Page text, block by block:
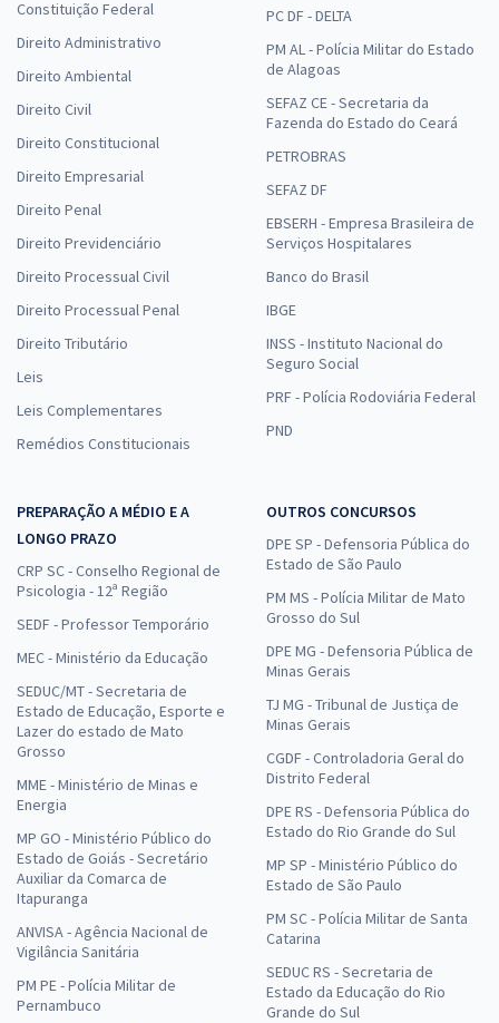
Constituição Federal
Direito Administrativo
Direito Ambiental
Direito Civil
Direito Constitucional
Direito Empresarial
Direito Penal
Direito Previdenciário
Direito Processual Civil
Direito Processual Penal
Direito Tributário
Leis
Leis Complementares
Remédios Constitucionais
PC DF - DELTA
PM AL - Polícia Militar do Estado
de Alagoas
SEFAZ CE - Secretaria da
Fazenda do Estado do Ceará
PETROBRAS
SEFAZ DF
EBSERH - Empresa Brasileira de
Serviços Hospitalares
Banco do Brasil
IBGE
INSS - Instituto Nacional do
Seguro Social
PRF - Polícia Rodoviária Federal
PND
PREPARAÇÃO A MÉDIO E A
LONGO PRAZO
CRP SC - Conselho Regional de
Psicologia - 12ª Região
SEDF - Professor Temporário
MEC - Ministério da Educação
SEDUC/MT - Secretaria de
Estado de Educação, Esporte e
Lazer do estado de Mato
Grosso
MME - Ministério de Minas e
Energia
MP GO - Ministério Público do
Estado de Goiás - Secretário
Auxiliar da Comarca de
Itapuranga
ANVISA - Agência Nacional de
Vigilância Sanitária
PM PE - Polícia Militar de
Pernambuco
OUTROS CONCURSOS
DPE SP - Defensoria Pública do
Estado de São Paulo
PM MS - Polícia Militar de Mato
Grosso do Sul
DPE MG - Defensoria Pública de
Minas Gerais
TJ MG - Tribunal de Justiça de
Minas Gerais
CGDF - Controladoria Geral do
Distrito Federal
DPE RS - Defensoria Pública do
Estado do Rio Grande do Sul
MP SP - Ministério Público do
Estado de São Paulo
PM SC - Polícia Militar de Santa
Catarina
SEDUC RS - Secretaria de
Estado da Educação do Rio
Grande do Sul